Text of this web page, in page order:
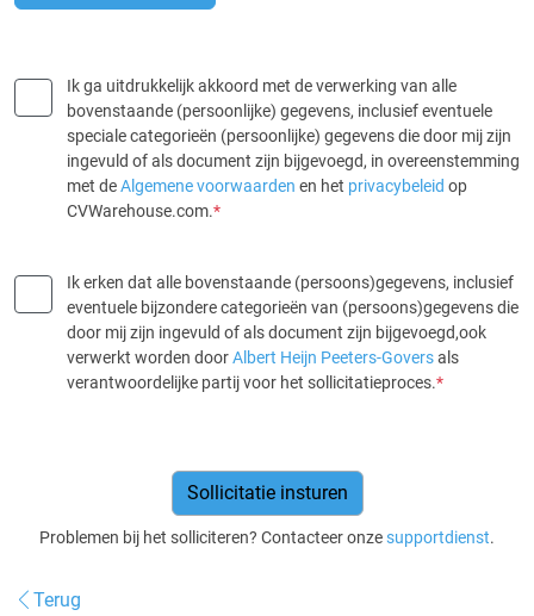
Ik ga uitdrukkelijk akkoord met de verwerking van alle
bovenstaande (persoonlijke) gegevens, inclusief eventuele
speciale categorieën (persoonlijke) gegevens die door mij zijn
ingevuld of als document zijn bijgevoegd, in overeenstemming
met deAlgemene voorwaarden en het privacybeleid op
CVWarehouse.com.*
Ik erken dat alle bovenstaande (persoons)gegevens, inclusief
eventuele bijzondere categorieën van (persoons)gegevens die
door mij zijn ingevuld of als document zijn bijgevoegd,ook
verwerkt worden doorAlbert Heijn Peeters-Goversals
verantwoordelijke partij voor het sollicitatieproces.*
Problemen bij het solliciteren? Contacteer onzesupportdienst.
Terug